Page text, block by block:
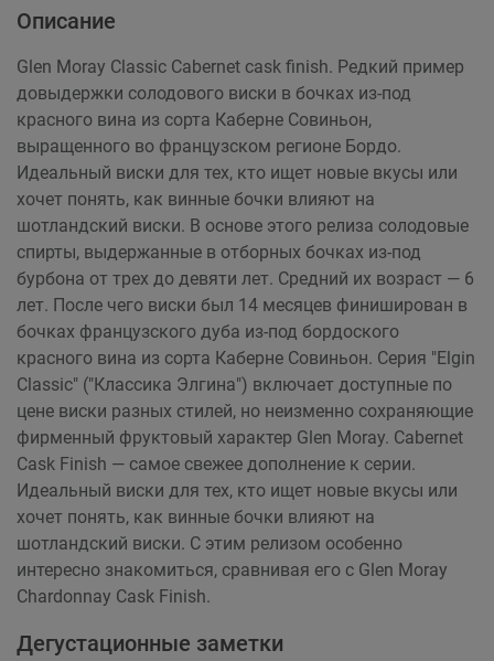
Описание
Glen Moray Classic Cabernet cask finish. Редкий пример
довыдержки солодового виски в бочках из-под
красного вина из сорта Каберне Совиньон,
выращенного во французском регионе Бордо.
Идеальный виски для тех, кто ищет новые вкусы или
хочет понять, как винные бочки влияют на
шотландский виски. В основе этого релиза солодовые
спирты, выдержанные в отборных бочках из-под
бурбона от трех до девяти лет. Средний их возраст — 6
лет. После чего виски был 14 месяцев финиширован в
бочках французского дуба из-под бордоского
красного вина из сорта Каберне Совиньон. Серия "Elgin
Classic" ("Классика Элгина") включает доступные по
цене виски разных стилей, но неизменно сохраняющие
фирменный фруктовый характер Glen Moray. Cabernet
Cask Finish — самое свежее дополнение к серии.
Идеальный виски для тех, кто ищет новые вкусы или
хочет понять, как винные бочки влияют на
шотландский виски. С этим релизом особенно
интересно знакомиться, сравнивая его с Glen Moray
Chardonnay Cask Finish.
Дегустационные заметки